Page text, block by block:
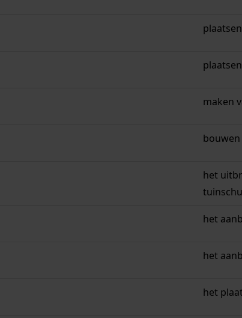
maken
het
het
het
het